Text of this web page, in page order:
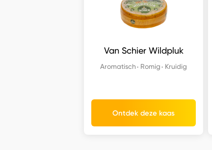
Van Schier Wildpluk
Aromatisch Romig Kruidig
Ontdek deze kaas